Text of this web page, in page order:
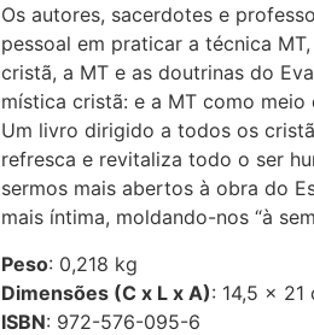
Os autores, sacerdotes e
pessoal em praticar a técnica
cristã, a MT e as doutrinas do
mística cristã: e a MT como
Um livro dirigido a todos os
refresca e revitaliza todo o ser
sermos mais abertos à obra do
mais íntima, moldando-nos “à
Peso: 0,218 kg
Dimensões (C x L x A): 14,5 × 21
ISBN: 972-576-095-6